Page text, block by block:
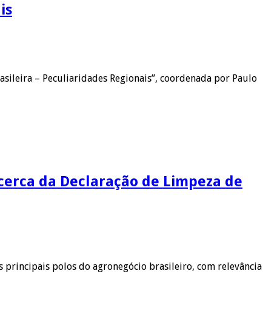
– Peculiaridades Regionais”, coordenada por Paulo
da Declaração de Limpeza de
polos do agronegócio brasileiro, com relevância